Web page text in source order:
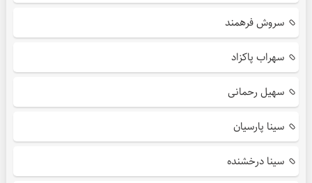
سروش فرهمند
سهراب پاکزاد
سهیل رحمانی
سینا پارسیان
سینا درخشنده